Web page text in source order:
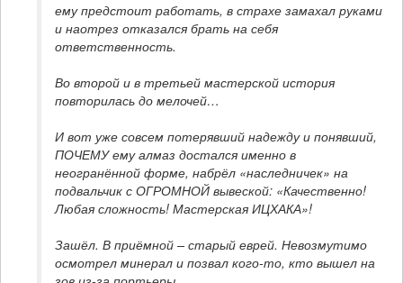
ему предстоит работать, в страхе замахал руками
и наотрез отказался брать на себя
ответственность.
Во второй и в третьей мастерской история
повторилась до мелочей…
И вот уже совсем потерявший надежду и понявший,
ПОЧЕМУ ему алмаз достался именно в
неогранённой форме, набрёл «наследничек» на
подвальчик с ОГРОМНОЙ вывеской: «Качественно!
Любая сложность! Мастерская ИЦХАКА»!
Зашёл. В приёмной – старый еврей. Невозмутимо
осмотрел минерал и позвал кого-то, кто вышел на